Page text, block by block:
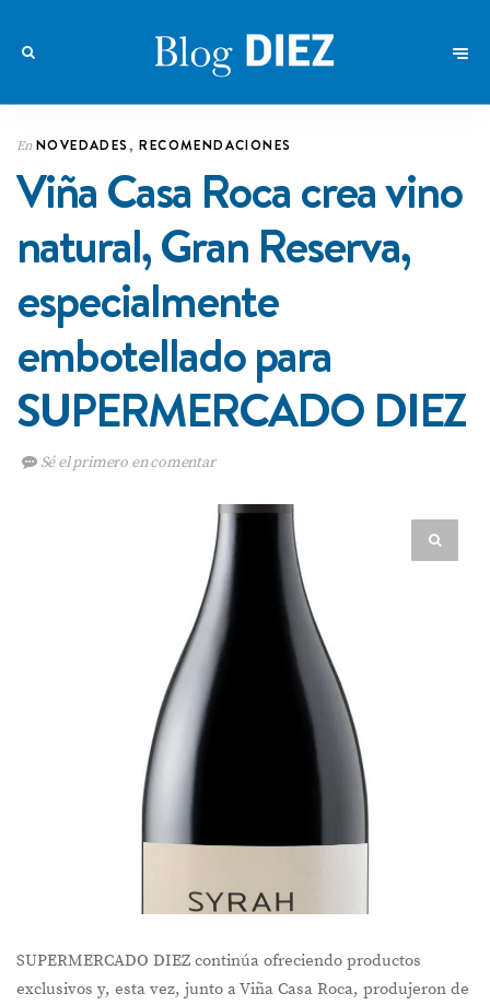
En NOVEDADES,RECOMENDACIONES
Viña Casa Roca crea vino
natural, Gran Reserva,
especialmente
embotellado para
SUPERMERCADO DIEZ
Sé el primero en comentar
SUPERMERCADO DIEZ continúa ofreciendo productos
exclusivos y, esta vez, junto a Viña Casa Roca, produjeron de